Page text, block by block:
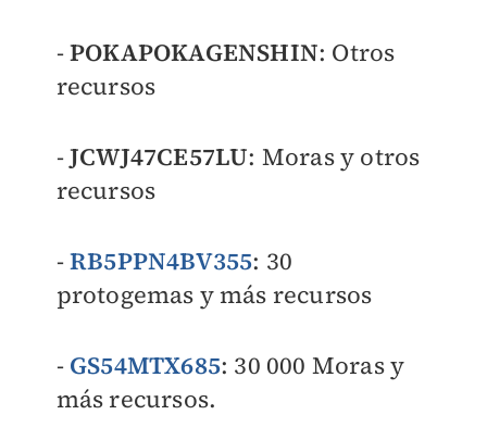
-POKAPOKAGENSHIN: Otros
recursos
-JCWJ47CE57LU: Moras y otros
recursos
-RB5PPN4BV355: 30
protogemas y más recursos
- GS54MTX685: 30 000 Moras y
más recursos.